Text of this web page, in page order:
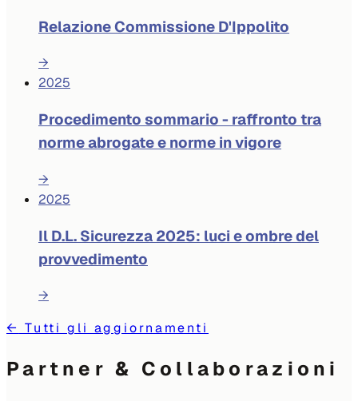
Relazione Commissione D'Ippolito
→
2025
Procedimento sommario - raffronto tra
norme abrogate e norme in vigore
→
2025
Il D.L. Sicurezza 2025: luci e ombre del
provvedimento
→
← Tutti gli aggiornamenti
Partner & Collaborazioni